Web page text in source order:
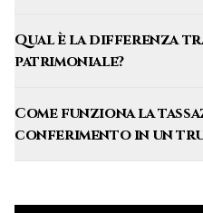
Qual è la differenza
patrimoniale?
Come funziona la
conferimento in un